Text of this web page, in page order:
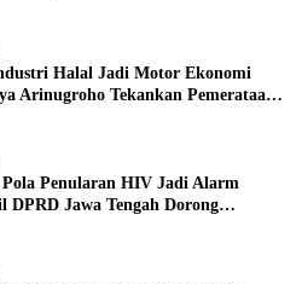
Halal Jadi Motor Ekonomi
Arinugroho Tekankan Pemerataan
Pola Penularan HIV Jadi Alarm
DPRD Jawa Tengah Dorong